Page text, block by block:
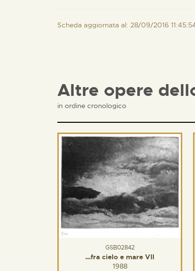
Scheda aggiornata al: 28/09/2016
Altre opere
in ordine cronologico
GSB02842
…fra cielo e mare VII
1988